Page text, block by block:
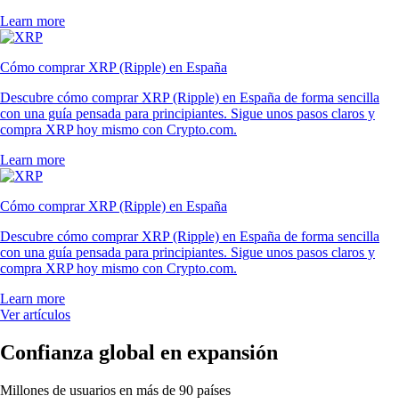
Learn more
Cómo comprar XRP (Ripple) en España
Descubre cómo comprar XRP (Ripple) en España de forma sencilla
con una guía pensada para principiantes. Sigue unos pasos claros y
compra XRP hoy mismo con Crypto.com.
Learn more
Cómo comprar XRP (Ripple) en España
Descubre cómo comprar XRP (Ripple) en España de forma sencilla
con una guía pensada para principiantes. Sigue unos pasos claros y
compra XRP hoy mismo con Crypto.com.
Learn more
Ver artículos
Confianza global en expansión
Millones de usuarios en más de 90 países